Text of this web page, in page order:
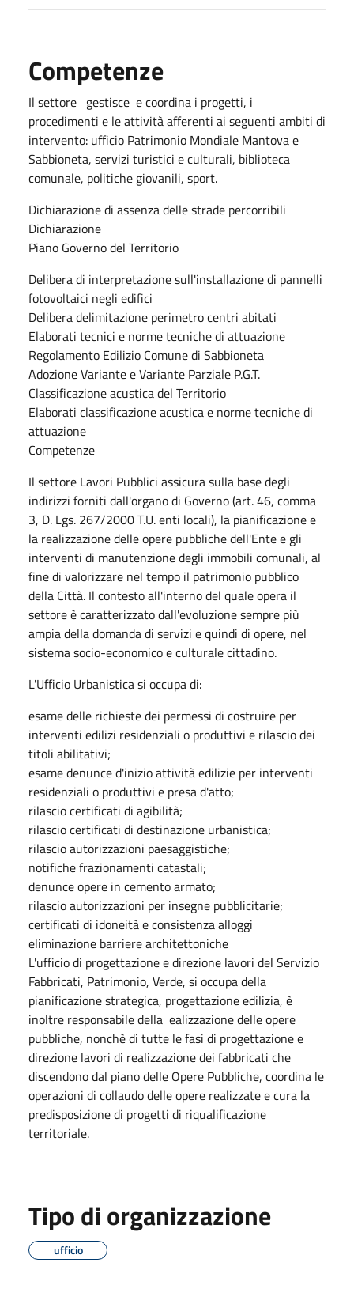
Competenze
Il settore gestisce e coordina i progetti, i
procedimenti e le attività afferenti ai seguenti ambiti di
intervento: ufficio Patrimonio Mondiale Mantova e
Sabbioneta, servizi turistici e culturali, biblioteca
comunale, politiche giovanili, sport.
Dichiarazione di assenza delle strade percorribili
Dichiarazione
Piano Governo del Territorio
Delibera di interpretazione sull'installazione di pannelli
fotovoltaici negli edifici
Delibera delimitazione perimetro centri abitati
Elaborati tecnici e norme tecniche di attuazione
Regolamento Edilizio Comune di Sabbioneta
Adozione Variante e Variante Parziale P.G.T.
Classificazione acustica del Territorio
Elaborati classificazione acustica e norme tecniche di
attuazione
Competenze
Il settore Lavori Pubblici assicura sulla base degli
indirizzi forniti dall'organo di Governo (art. 46, comma
3, D. Lgs. 267/2000 T.U. enti locali), la pianificazione e
la realizzazione delle opere pubbliche dell'Ente e gli
interventi di manutenzione degli immobili comunali, al
fine di valorizzare nel tempo il patrimonio pubblico
della Città. Il contesto all'interno del quale opera il
settore è caratterizzato dall'evoluzione sempre più
ampia della domanda di servizi e quindi di opere, nel
sistema socio-economico e culturale cittadino.
L'Ufficio Urbanistica si occupa di:
esame delle richieste dei permessi di costruire per
interventi edilizi residenziali o produttivi e rilascio dei
titoli abilitativi;
esame denunce d'inizio attività edilizie per interventi
residenziali o produttivi e presa d'atto;
rilascio certificati di agibilità;
rilascio certificati di destinazione urbanistica;
rilascio autorizzazioni paesaggistiche;
notifiche frazionamenti catastali;
denunce opere in cemento armato;
rilascio autorizzazioni per insegne pubblicitarie;
certificati di idoneità e consistenza alloggi
eliminazione barriere architettoniche
L'ufficio di progettazione e direzione lavori del Servizio
Fabbricati, Patrimonio, Verde, si occupa della
pianificazione strategica, progettazione edilizia, è
inoltre responsabile della ealizzazione delle opere
pubbliche, nonchè di tutte le fasi di progettazione e
direzione lavori di realizzazione dei fabbricati che
discendono dal piano delle Opere Pubbliche, coordina le
operazioni di collaudo delle opere realizzate e cura la
predisposizione di progetti di riqualificazione
territoriale.
Tipo di organizzazione
ufficio